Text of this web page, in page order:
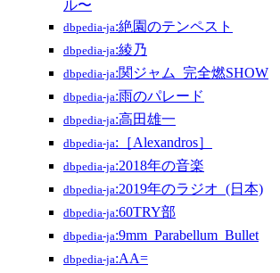
ル〜
dbpedia-ja:絶園のテンペスト
dbpedia-ja:綾乃
dbpedia-ja:関ジャム_完全燃SHOW
dbpedia-ja:雨のパレード
dbpedia-ja:高田雄一
dbpedia-ja:［Alexandros］
dbpedia-ja:2018年の音楽
dbpedia-ja:2019年のラジオ_(日本)
dbpedia-ja:60TRY部
dbpedia-ja:9mm_Parabellum_Bullet
dbpedia-ja:AA=